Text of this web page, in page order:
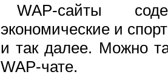
WAP-сайты
экономические и
и так далее. Можно
WAP-чате.